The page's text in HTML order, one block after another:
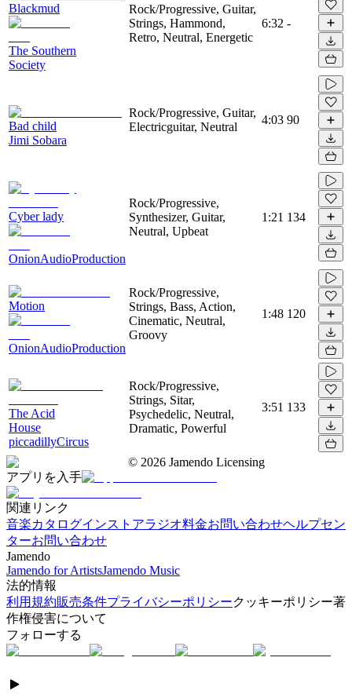
Blackmud
The Southern
Society
Rock/Progressive, Guitar,
Strings, Hammond,
Retro, Neutral, Energetic
6:32 -
Bad child
Jimi Sobara
Rock/Progressive, Guitar,
Electricguitar, Neutral
4:03 90
Cyber lady
OnionAudioProduction
Rock/Progressive,
Synthesizer, Guitar,
Neutral, Upbeat
1:21 134
Motion
OnionAudioProduction
Rock/Progressive,
Strings, Bass, Action,
Cinematic, Neutral,
Groovy
1:48 120
The Acid
House
piccadillyCircus
Rock/Progressive,
Strings, Sitar,
Psychedelic, Neutral,
Dramatic, Powerful
3:51 133
© 2026 Jamendo Licensing
アプリを入手
関連リンク
音楽カタログインストアラジオ料金お問い合わせヘルプセン
ターお問い合わせ
Jamendo
Jamendo for ArtistsJamendo Music
法的情報
利用規約販売条件プライバシーポリシークッキーポリシー著
作権侵害について
フォローする